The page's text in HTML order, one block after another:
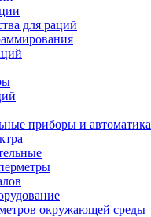
для раций
приборы и автоматика
окружающей среды